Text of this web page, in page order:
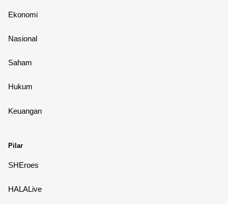
Ekonomi
Nasional
Saham
Hukum
Keuangan
Pilar
SHEroes
HALALive